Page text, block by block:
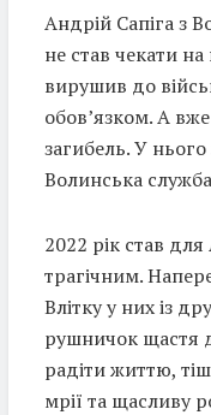
Андрій Сапіга з
не став чекати
вирушив до
обов’язком. А
загибель. У
Волинська
2022 рік став
трагічним.
Влітку у них із
рушничок щастя
радіти життю,
мрії та щасливу